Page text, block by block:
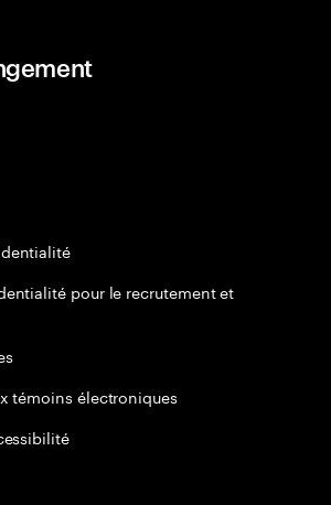
pour le recrutement et
témoins électroniques